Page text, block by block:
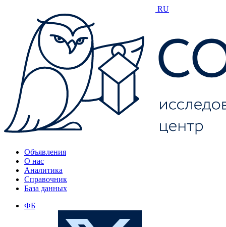
RU
Объявления
О нас
Аналитика
Справочник
База данных
ФБ